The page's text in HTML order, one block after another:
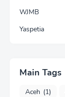
WJMB
Yaspetia
Main Tags
Aceh (1)